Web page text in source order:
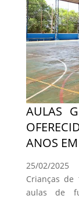
AULAS
ANOS
25/02/2025
Crianças
aulas de